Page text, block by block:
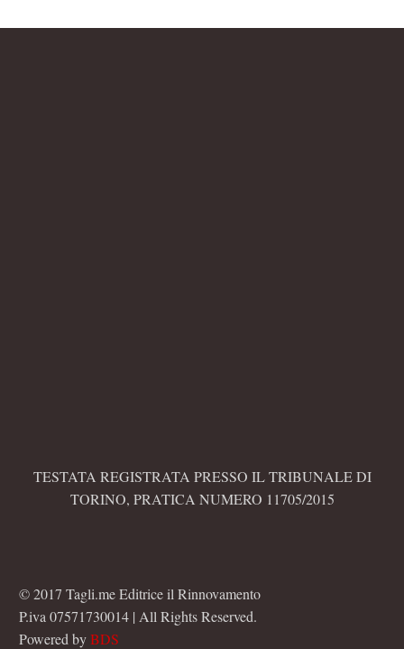
TESTATA REGISTRATA PRESSO IL TRIBUNALE DI
TORINO, PRATICA NUMERO 11705/2015
© 2017 Tagli.me Editrice il Rinnovamento
P.iva 07571730014 | All Rights Reserved.
Powered byBDS